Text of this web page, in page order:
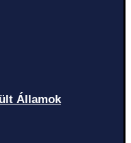
Államok